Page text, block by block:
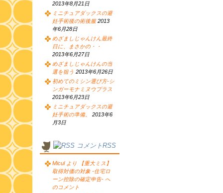
2013年8月21日
ミニチュアダックスの避
妊手術後の術後服 2013
年6月28日
めざましじゃんけん最終
日に、まさかの・・
2013年6月27日
めざましじゃんけんの当
選を狙う 2013年6月26日
初めてのミシン選び方-シ
ンガーモナミヌウプラス
2013年6月23日
ミニチュアダックスの避
妊手術の準備。
2013年6
月3日
コメントRSS
Micul より 【重大ミス】
取得対価の対象 -住宅ロ
ーン控除の確定申告- へ
のコメント